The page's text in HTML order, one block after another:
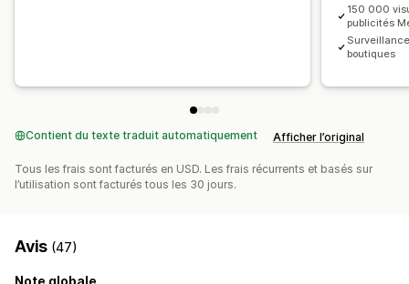
150 000
publicités
boutiques
Contient du texte traduit automatiquement Afficher l’original
Tous les frais sont facturés en USD. Les frais récurrents et basés sur
l’utilisation sont facturés tous les 30 jours.
Avis (47)